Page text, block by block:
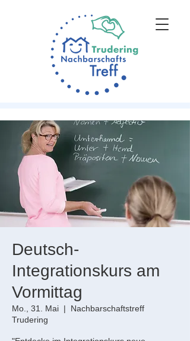
Deutsch-
Integrationskurs am
Vormittag
Mo., 31. Mai
  |
Nachbarschaftstreff
Trudering